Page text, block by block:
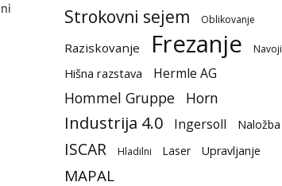
Strokovni sejem Oblikovanje
Raziskovanje Frezanje Navoji
Hišna razstava Hermle AG
Hommel Gruppe Horn
Industrija 4.0 Ingersoll Naložba
ISCAR Hladilni Laser Upravljanje
MAPAL